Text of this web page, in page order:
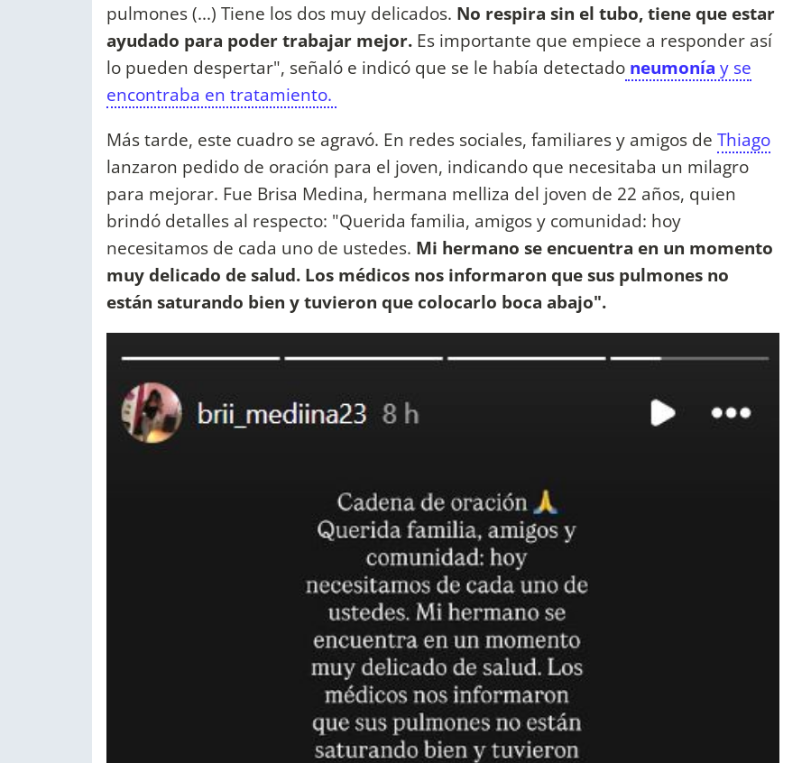
pulmones (...) Tiene los dos muy delicados. No respira sin el tubo, tiene que estar
ayudado para poder trabajar mejor. Es importante que empiece a responder así
lo pueden despertar", señaló e indicó que se le había detectado neumonía y se
encontraba en tratamiento.
Más tarde, este cuadro se agravó. En redes sociales, familiares y amigos de Thiago
lanzaron pedido de oración para el joven, indicando que necesitaba un milagro
para mejorar. Fue Brisa Medina, hermana melliza del joven de 22 años, quien
brindó detalles al respecto: "Querida familia, amigos y comunidad: hoy
necesitamos de cada uno de ustedes. Mi hermano se encuentra en un momento
muy delicado de salud. Los médicos nos informaron que sus pulmones no
están saturando bien y tuvieron que colocarlo boca abajo".